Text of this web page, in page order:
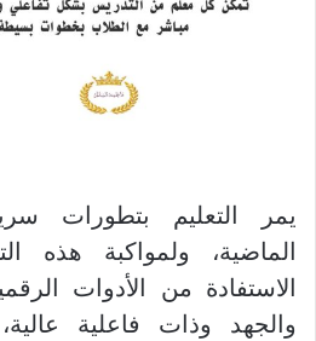
يمر التعليم بتطورات
الماضية، ولمواكبة هذه
الاستفادة من الأدوات
والجهد وذات فاعلية